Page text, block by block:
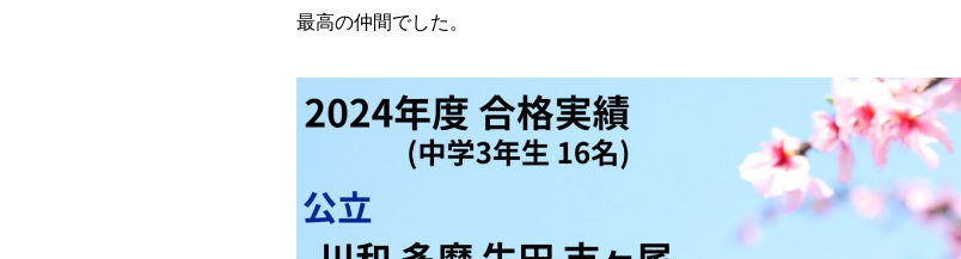
最高の仲間でした。